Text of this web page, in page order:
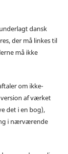
dansk
der må linkes til
må ikke
om ikke-
af værket
det i en bog),
i nærværende